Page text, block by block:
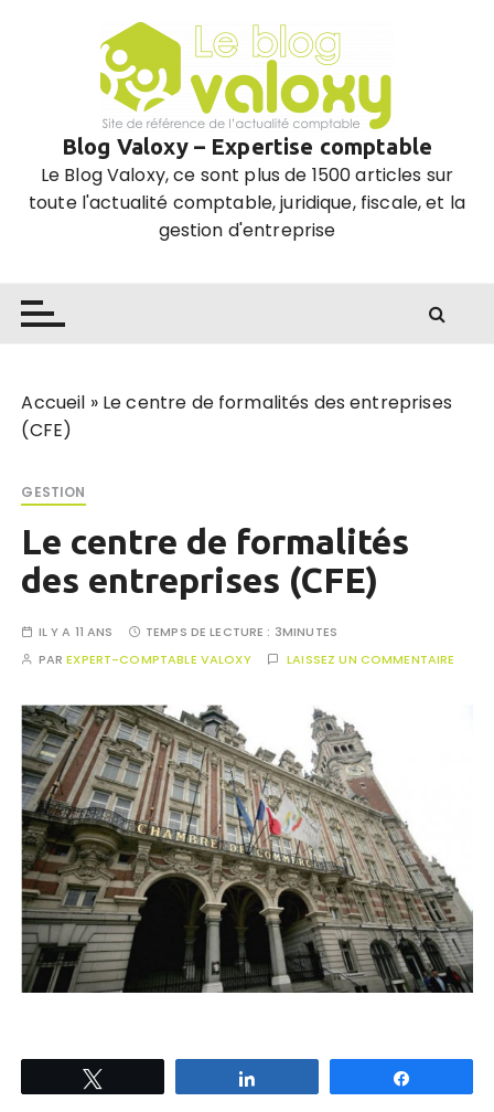
Blog Valoxy – Expertise comptable
Le Blog Valoxy, ce sont plus de 1500 articles sur
toute l'actualité comptable, juridique, fiscale, et la
gestion d'entreprise
Accueil » Le centre de formalités des entreprises
(CFE)
GESTION
Le centre de formalités
des entreprises (CFE)
IL Y A 11 ANS TEMPS DE LECTURE : 3MINUTES
PAREXPERT-COMPTABLE VALOXY LAISSEZ UN COMMENTAIRE